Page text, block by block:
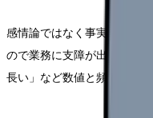
感情論ではなく事実ベース
ので業務に支障が出る」「
長い」など数値と頻度で。